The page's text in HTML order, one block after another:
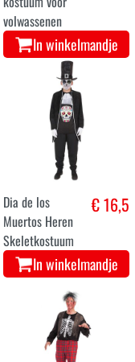
volwassenen
In winkelmandje
Dia de los
Muertos Heren
Skeletkostuum
€ 16,5
In winkelmandje